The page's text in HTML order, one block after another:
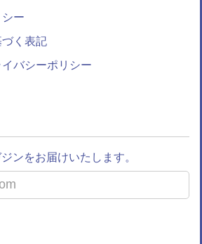
ー
く表記
バシーポリシー
ンをお届けいたします。